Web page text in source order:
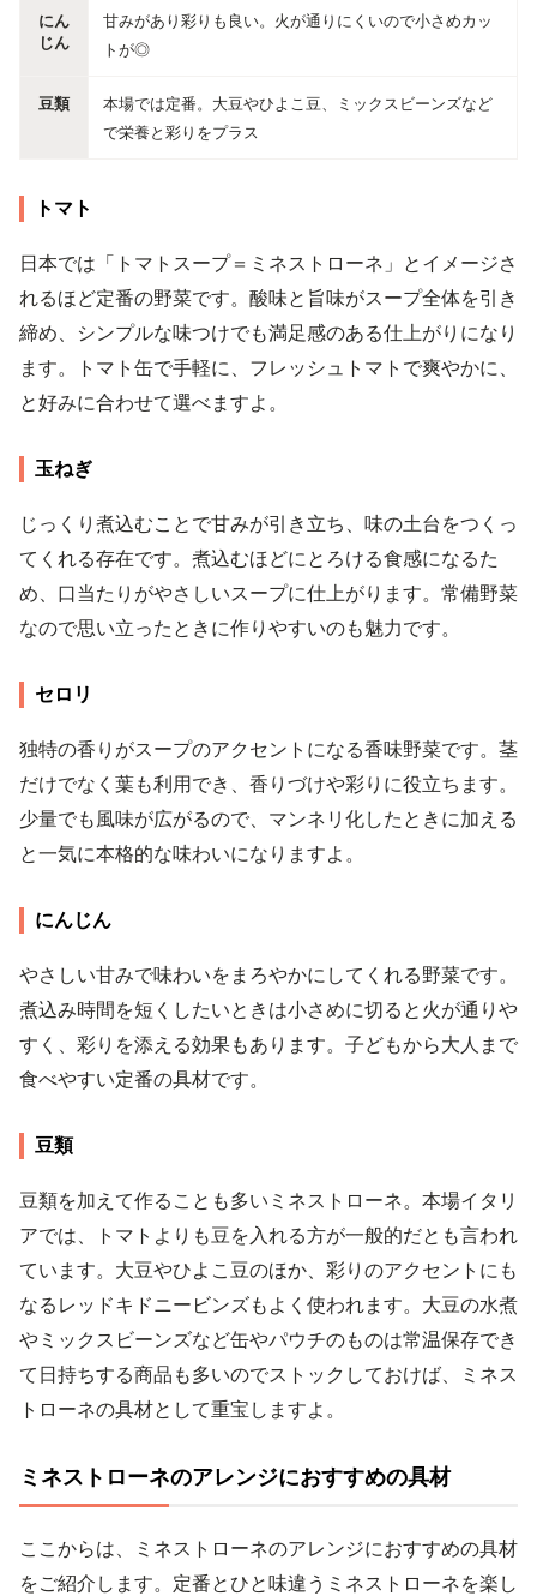
にん
じん
甘みがあり彩りも良い。火が通りにくいので小さめカッ
トが◎
豆類
本場では定番。大豆やひよこ豆、ミックスビーンズなど
で栄養と彩りをプラス
トマト
日本では「トマトスープ＝ミネストローネ」とイメージさ
れるほど定番の野菜です。酸味と旨味がスープ全体を引き
締め、シンプルな味つけでも満足感のある仕上がりになり
ます。トマト缶で手軽に、フレッシュトマトで爽やかに、
と好みに合わせて選べますよ。
玉ねぎ
じっくり煮込むことで甘みが引き立ち、味の土台をつくっ
てくれる存在です。煮込むほどにとろける食感になるた
め、口当たりがやさしいスープに仕上がります。常備野菜
なので思い立ったときに作りやすいのも魅力です。
セロリ
独特の香りがスープのアクセントになる香味野菜です。茎
だけでなく葉も利用でき、香りづけや彩りに役立ちます。
少量でも風味が広がるので、マンネリ化したときに加える
と一気に本格的な味わいになりますよ。
にんじん
やさしい甘みで味わいをまろやかにしてくれる野菜です。
煮込み時間を短くしたいときは小さめに切ると火が通りや
すく、彩りを添える効果もあります。子どもから大人まで
食べやすい定番の具材です。
豆類
豆類を加えて作ることも多いミネストローネ。本場イタリ
アでは、トマトよりも豆を入れる方が一般的だとも言われ
ています。大豆やひよこ豆のほか、彩りのアクセントにも
なるレッドキドニービンズもよく使われます。大豆の水煮
やミックスビーンズなど缶やパウチのものは常温保存でき
て日持ちする商品も多いのでストックしておけば、ミネス
トローネの具材として重宝しますよ。
ミネストローネのアレンジにおすすめの具材
ここからは、ミネストローネのアレンジにおすすめの具材
をご紹介します。定番とひと味違うミネストローネを楽し